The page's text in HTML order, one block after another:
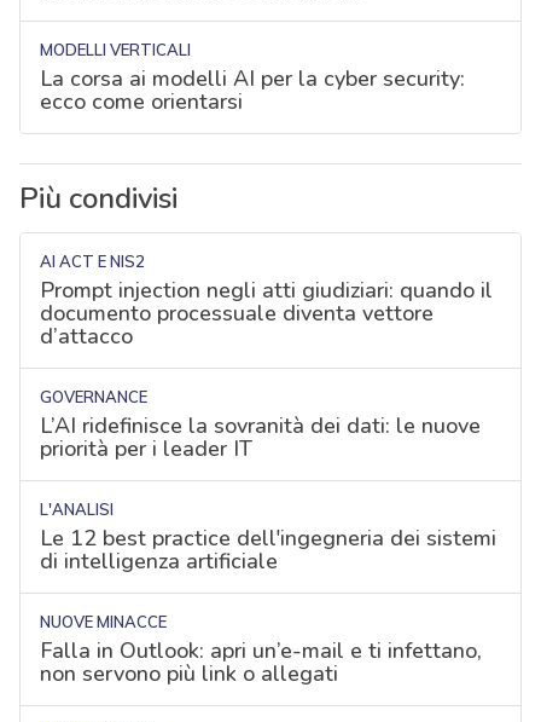
MODELLI VERTICALI
La corsa ai modelli AI per la cyber security:
ecco come orientarsi
Più condivisi
AI ACT E NIS2
Prompt injection negli atti giudiziari: quando il
documento processuale diventa vettore
d’attacco
GOVERNANCE
L’AI ridefinisce la sovranità dei dati: le nuove
priorità per i leader IT
L'ANALISI
Le 12 best practice dell'ingegneria dei sistemi
di intelligenza artificiale
NUOVE MINACCE
Falla in Outlook: apri un’e-mail e ti infettano,
non servono più link o allegati